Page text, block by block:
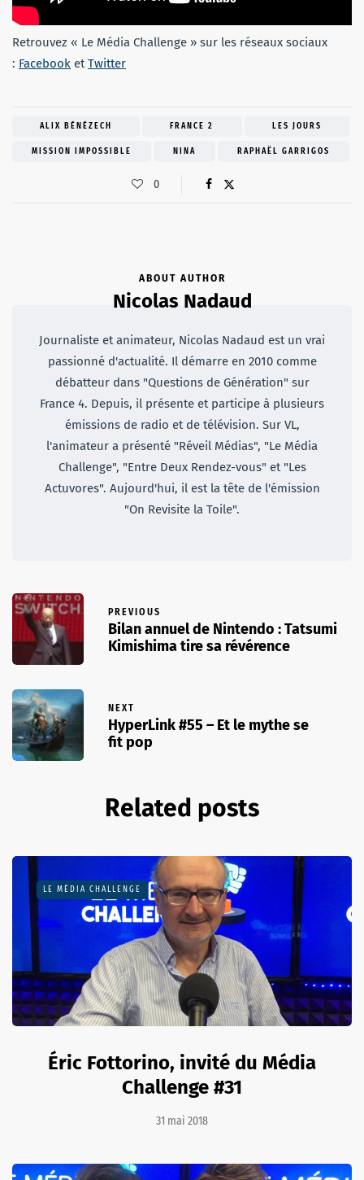
Retrouvez « Le Média Challenge » sur les réseaux sociaux
: Facebook etTwitter
ALIX BÉNÉZECH FRANCE 2 LES JOURS
MISSION IMPOSSIBLE NINA RAPHAËL GARRIGOS
0
ABOUT AUTHOR
Nicolas Nadaud
Journaliste et animateur, Nicolas Nadaud est un vrai
passionné d'actualité. Il démarre en 2010 comme
débatteur dans "Questions de Génération" sur
France 4. Depuis, il présente et participe à plusieurs
émissions de radio et de télévision. Sur VL,
l'animateur a présenté "Réveil Médias", "Le Média
Challenge", "Entre Deux Rendez-vous" et "Les
Actuvores". Aujourd'hui, il est la tête de l'émission
"On Revisite la Toile".
PREVIOUS
Bilan annuel de Nintendo : Tatsumi
Kimishima tire sa révérence
NEXT
HyperLink #55 – Et le mythe se
fit pop
Related posts
LE MÉDIA CHALLENGE
Éric Fottorino, invité du Média
Challenge #31
31 mai 2018